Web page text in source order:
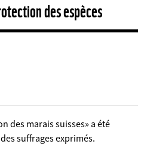
des espèces
des marais suisses» a été
suffrages exprimés.